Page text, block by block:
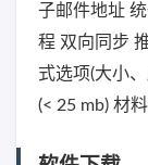
子邮件地址
程 双向同步
式选项(大小
(< 25 mb) 材